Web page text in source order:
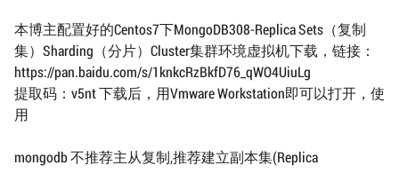
本博主配置好的Centos7下MongoDB308-Replica Sets（复制
集）Sharding（分片）Cluster集群环境虚拟机下载，链接：
https://pan.baidu.com/s/1knkcRzBkfD76_qWO4UiuLg
提取码：v5nt 下载后，用Vmware Workstation即可以打开，使
用
mongodb 不推荐主从复制,推荐建立副本集(Replica